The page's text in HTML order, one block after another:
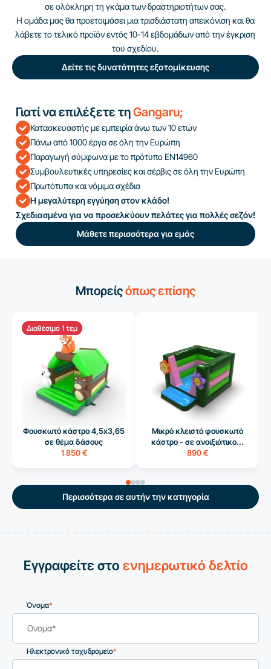
σε ολόκληρη τη γκάμα των δραστηριοτήτων σας.
Η ομάδα μας θα προετοιμάσει μια τρισδιάστατη απεικόνιση και θα
λάβετε το τελικό προϊόν εντός 10-14 εβδομάδων από την έγκριση
του σχεδίου.
Δείτε τις δυνατότητες εξατομίκευσης
Γιατί να επιλέξετε τηGangaru;
Κατασκευαστής με εμπειρία άνω των 10 ετών
Πάνω από 1000 έργα σε όλη την Ευρώπη
Παραγωγή σύμφωνα με το πρότυπο EN14960
Συμβουλευτικές υπηρεσίες και σέρβις σε όλη την Ευρώπη
Πρωτότυπα και νόμιμα σχέδια
Η μεγαλύτερη εγγύηση στον κλάδο!
Σχεδιασμένα για να προσελκύουν πελάτες για πολλές σεζόν!
Μάθετε περισσότερα για εμάς
Μπορείςόπως επίσης
Διαθέσιμο 1 τεμ
Φουσκωτό κάστρο 4,5x3,65
σε θέμα δάσους
1 850 €
Μικρό κλειστό φουσκωτό
κάστρο - σε ανοιξιάτικο...
890 €
Περισσότερα σε αυτήν την κατηγορία
Εγγραφείτε στο ενημερωτικό δελτίο
Όνομα*
Ηλεκτρονικό ταχυδρομείο*